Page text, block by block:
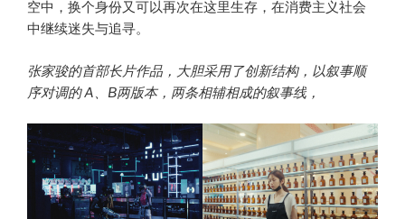
空中，换个身份又可以再次在这里生存，在消费主义社会
中继续迷失与追寻。
张家骏的首部长片作品，大胆采用了创新结构，以叙事顺
序对调的 A、B两版本，两条相辅相成的叙事线，